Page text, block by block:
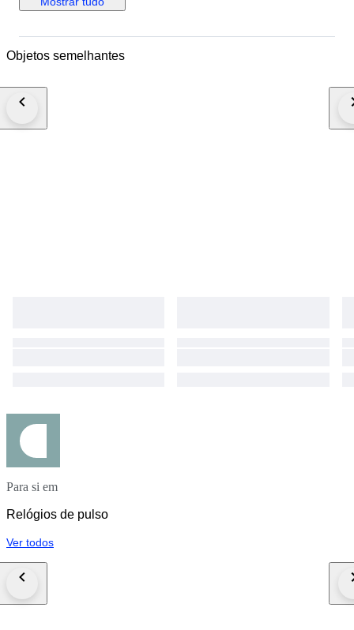
depending on destination We are not responsible for any customs delays
winning bidder decides to cancel / withdraw they will bear risk , cost of all
Objetos semelhantes
Para si em
Relógios de pulso
Ver todos